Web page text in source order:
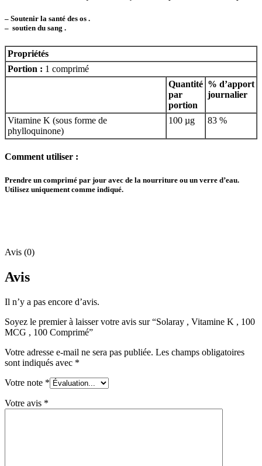
– Soutenir la santé des os .
– soutien du sang .
Propriétés
Portion : 1 comprimé
Quantité
par
portion
% d’apport
journalier
Vitamine K (sous forme de
phylloquinone)
100 µg 83 %
Comment utiliser :
Prendre un comprimé par jour avec de la nourriture ou un verre d’eau.
Utilisez uniquement comme indiqué.
Avis (0)
Avis
Il n’y a pas encore d’avis.
Soyez le premier à laisser votre avis sur “Solaray , Vitamine K , 100
MCG , 100 Comprimé”
Votre adresse e-mail ne sera pas publiée. Les champs obligatoires
sont indiqués avec *
Votre note *
Votre avis *